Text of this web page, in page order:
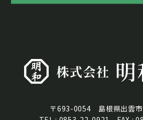
〒693-0054 島根県出雲